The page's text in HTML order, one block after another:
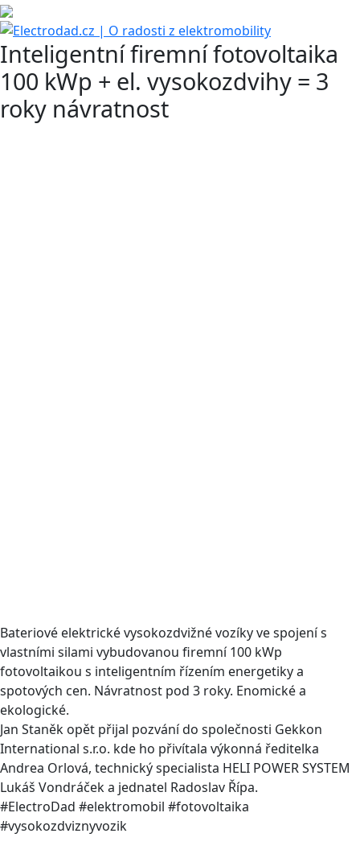
Inteligentní firemní fotovoltaika
100 kWp + el. vysokozdvihy = 3
roky návratnost
Bateriové elektrické vysokozdvižné vozíky ve spojení s
vlastními silami vybudovanou firemní 100 kWp
fotovoltaikou s inteligentním řízením energetiky a
spotových cen. Návratnost pod 3 roky. Enomické a
ekologické.
Jan Staněk opět přijal pozvání do společnosti Gekkon
International s.r.o. kde ho přivítala výkonná ředitelka
Andrea Orlová, technický specialista HELI POWER SYSTEM
Lukáš Vondráček a jednatel Radoslav Řípa.
#ElectroDad #elektromobil #fotovoltaika
#vysokozdviznyvozik